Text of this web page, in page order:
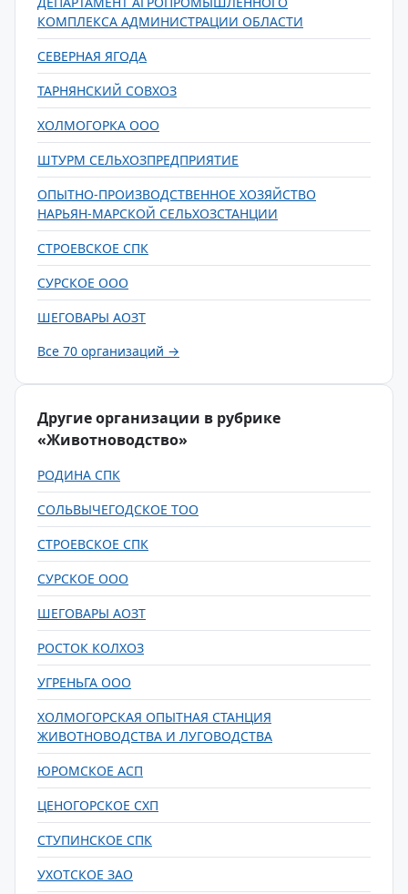
КОМПЛЕКСА АДМИНИСТРАЦИИ ОБЛАСТИ
СЕВЕРНАЯ ЯГОДА
ТАРНЯНСКИЙ СОВХОЗ
ХОЛМОГОРКА ООО
ШТУРМ СЕЛЬХОЗПРЕДПРИЯТИЕ
ОПЫТНО-ПРОИЗВОДСТВЕННОЕ ХОЗЯЙСТВО
НАРЬЯН-МАРСКОЙ СЕЛЬХОЗСТАНЦИИ
СТРОЕВСКОЕ СПК
СУРСКОЕ ООО
ШЕГОВАРЫ АОЗТ
Все 70 организаций →
Другие организации в рубрике
«Животноводство»
РОДИНА СПК
СОЛЬВЫЧЕГОДСКОЕ ТОО
СТРОЕВСКОЕ СПК
СУРСКОЕ ООО
ШЕГОВАРЫ АОЗТ
РОСТОК КОЛХОЗ
УГРЕНЬГА ООО
ХОЛМОГОРСКАЯ ОПЫТНАЯ СТАНЦИЯ
ЖИВОТНОВОДСТВА И ЛУГОВОДСТВА
ЮРОМСКОЕ АСП
ЦЕНОГОРСКОЕ СХП
СТУПИНСКОЕ СПК
УХОТСКОЕ ЗАО